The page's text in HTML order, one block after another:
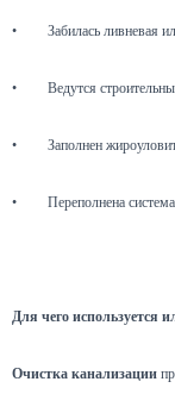
• Забилась ливневая
• Ведутся
• Заполнен
• Переполнена
Для чего используется
Очистка канализации